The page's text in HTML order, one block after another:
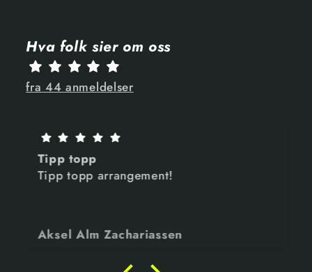
Hva folk sier om oss
fra 44 anmeldelser
Tipp topp
Tipp topp arrangement!
Aksel Alm Zachariassen